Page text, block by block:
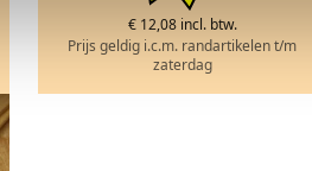
€ 12,08 incl. btw.
Prijs geldig i.c.m. randartikelen t/m
zaterdag